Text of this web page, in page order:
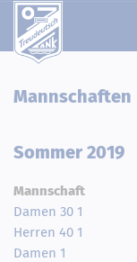
Mannschaften
Sommer 2019
Mannschaft
Damen 30 1
Herren 40 1
Damen 1